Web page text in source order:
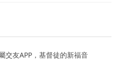
交友APP，基督徒的新福音